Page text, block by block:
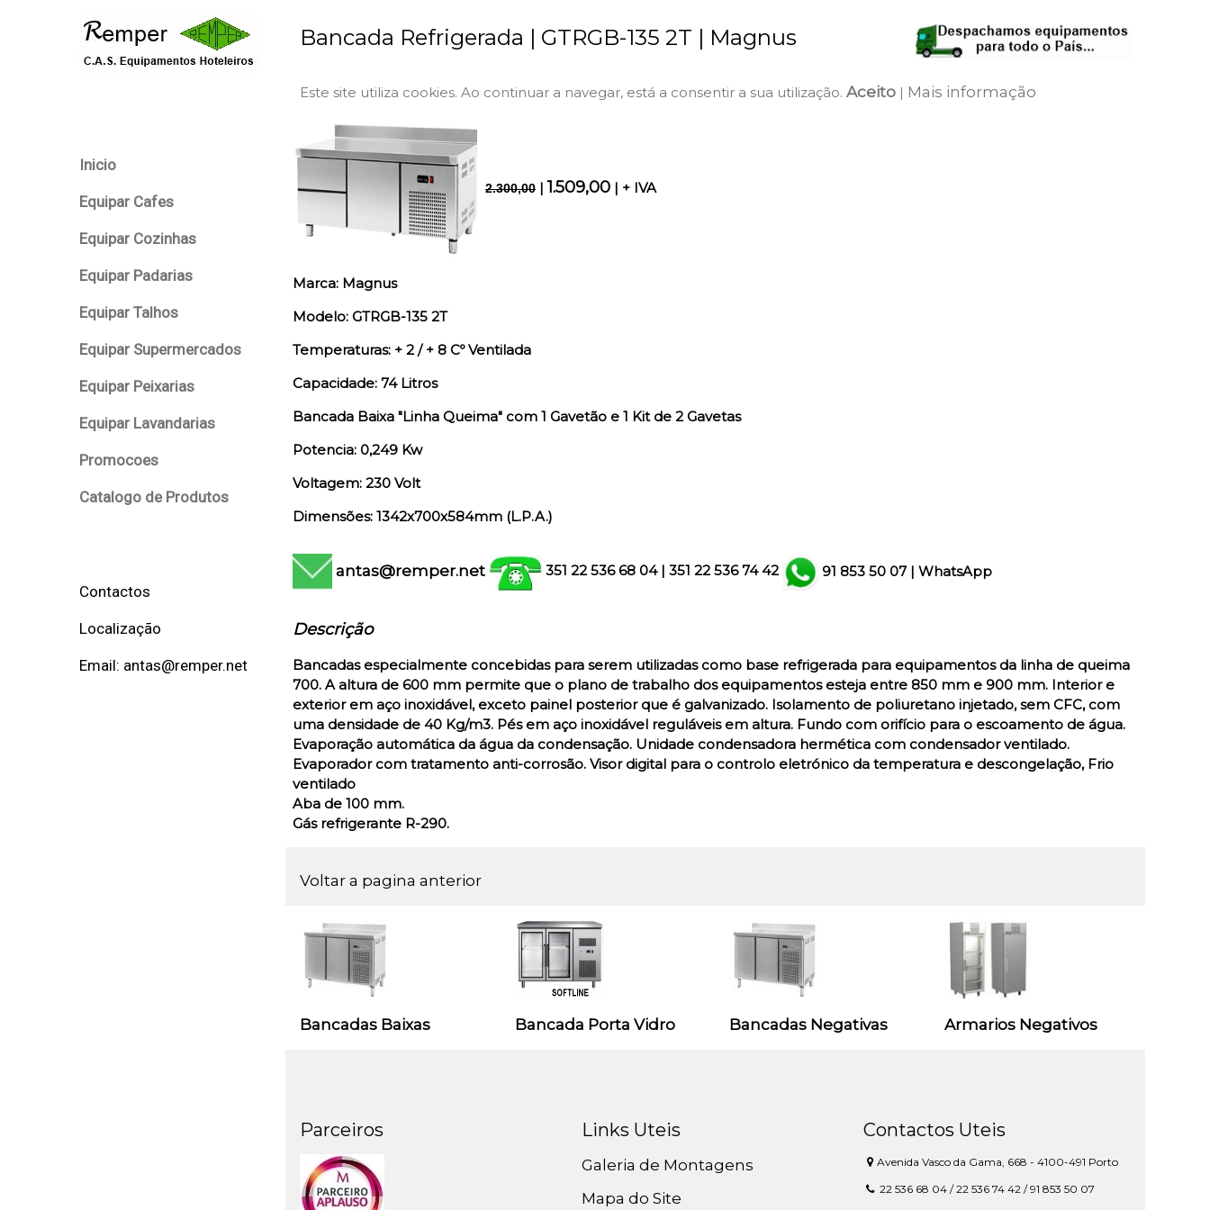
Inicio
Equipar Cafes
Equipar Cozinhas
Equipar Padarias
Equipar Talhos
Equipar Supermercados
Equipar Peixarias
Equipar Lavandarias
Promocoes
Catalogo de Produtos
Contactos
Localização
Email: antas@remper.net
Bancada Refrigerada | GTRGB-135 2T | Magnus
Este site utiliza cookies. Ao continuar a navegar, está a consentir a sua utilização. Aceito | Mais informação
2.300,00 |1.509,00 | + IVA
Marca: Magnus
Modelo: GTRGB-135 2T
Temperaturas: + 2 / + 8 Cº Ventilada
Capacidade: 74 Litros
Bancada Baixa "Linha Queima" com 1 Gavetão e 1 Kit de 2 Gavetas
Potencia: 0,249 Kw
Voltagem: 230 Volt
Dimensões: 1342x700x584mm (L.P.A.)
antas@remper.net 351 22 536 68 04 | 351 22 536 74 42 91 853 50 07 | WhatsApp
Descrição
Bancadas especialmente concebidas para serem utilizadas como base refrigerada para equipamentos da linha de queima
700. A altura de 600 mm permite que o plano de trabalho dos equipamentos esteja entre 850 mm e 900 mm. Interior e
exterior em aço inoxidável, exceto painel posterior que é galvanizado. Isolamento de poliuretano injetado, sem CFC, com
uma densidade de 40 Kg/m3. Pés em aço inoxidável reguláveis em altura. Fundo com orifício para o escoamento de água.
Evaporação automática da água da condensação. Unidade condensadora hermética com condensador ventilado.
Evaporador com tratamento anti-corrosão. Visor digital para o controlo eletrónico da temperatura e descongelação, Frio
ventilado
Aba de 100 mm.
Gás refrigerante R-290.
Voltar a pagina anterior
Bancadas Baixas Bancada Porta Vidro Bancadas Negativas Armarios Negativos
Parceiros Links Uteis
Galeria de Montagens
Mapa do Site
Contactos Uteis
Avenida Vasco da Gama, 668 - 4100-491 Porto
22 536 68 04 / 22 536 74 42 / 91 853 50 07